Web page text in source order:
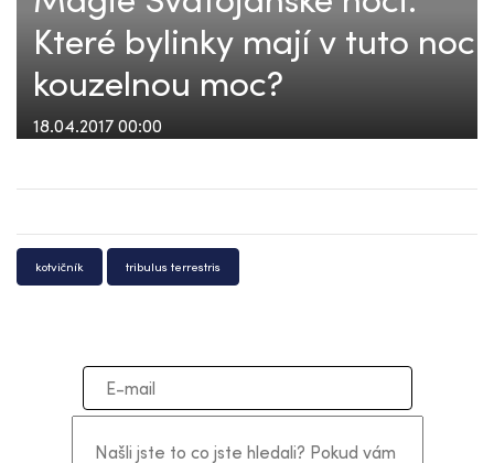
Které bylinky mají v tuto noc
kouzelnou moc?
18.04.2017 00:00
kotvičník tribulus terrestris